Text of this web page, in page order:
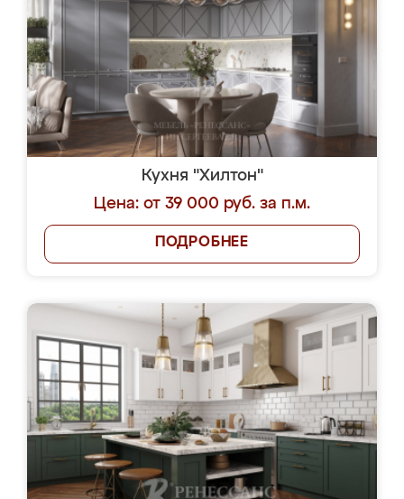
Кухня "Хилтон"
Цена: от 39 000 руб. за п.м.
ПОДРОБНЕЕ